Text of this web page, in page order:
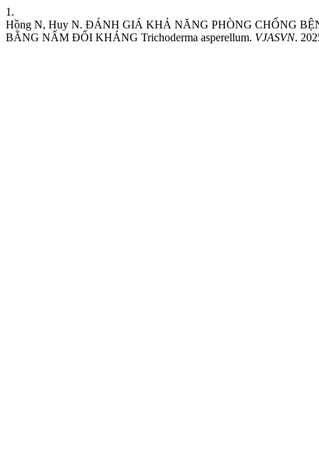
1.
Hồng N, Huy N. ĐÁNH GIÁ KHẢ NĂNG PHÒNG CHỐNG
BẰNG NẤM ĐỐI KHÁNG Trichoderma asperellum. VJASVN.